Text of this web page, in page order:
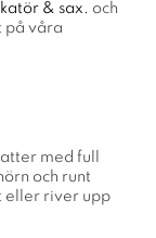
& sax. och
på våra
med full
och runt
eller river upp